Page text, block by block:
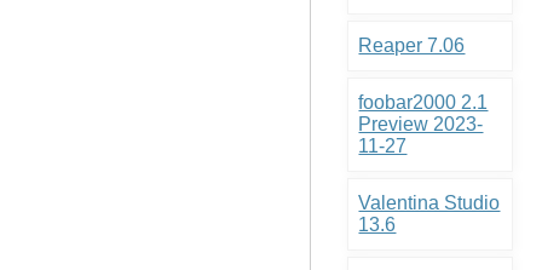
Reaper 7.06
foobar2000 2.1
Preview 2023-
11-27
Valentina Studio
13.6